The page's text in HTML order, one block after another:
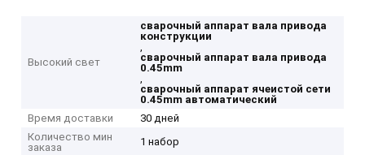
Высокий свет
сварочный аппарат вала привода
конструкции
,
сварочный аппарат вала привода
0.45mm
,
сварочный аппарат ячеистой сети
0.45mm автоматический
Время доставки
30 дней
Количество мин
заказа
1 набор